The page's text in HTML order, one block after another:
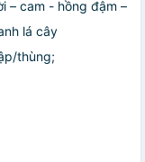
– cam - hồng đậm –
lá cây
thùng;